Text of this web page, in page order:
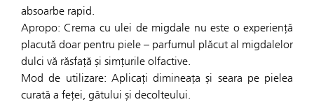
absoarbe rapid.
Apropo: Crema cu ulei de migdale nu este o experiență
placută doar pentru piele – parfumul plăcut al migdalelor
dulci vă răsfață și simțurile olfactive.
Mod de utilizare: Aplicați dimineața și seara pe pielea
curată a feței, gâtului și decolteului.